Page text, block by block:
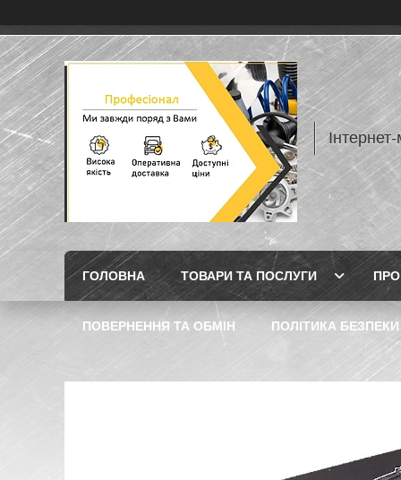
ГОЛОВНА ТОВАРИ ТА ПОСЛУГИ
ПОВЕРНЕННЯ ТА ОБМІН ПОЛІТИКА БЕЗПЕКИ